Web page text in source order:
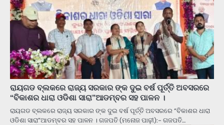
ରାୟଗଡ ବ୍ଲକରେ ରାଜ୍ୟ ସରକାର ଙ୍କ ଦୁଇ ବର୍ଷ ପୂର୍ତ୍ତି ଅବସରରେ
“ବିକାଶର ଧାରା ଓଡିଶା ସାରା”ଆଡମ୍ବର ସହ ପାଳନ ।
ରାୟଗଡ ବ୍ଲକରେ ରାଜ୍ୟ ସରକାର ଙ୍କ ଦୁଇ ବର୍ଷ ପୂର୍ତ୍ତି ଅବସରରେ “ବିକାଶର ଧାରା
ଓଡିଶା ସାରା”ଆଡମ୍ବର ସହ ପାଳନ । ଗଜପତି (ମନୋଜ ପାଢ଼ୀ):- ଗଜପତି…